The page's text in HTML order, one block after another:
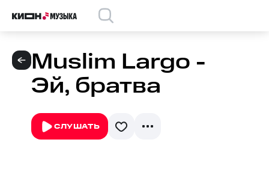
Muslim Largo -
Эй, братва
СЛУШАТЬ